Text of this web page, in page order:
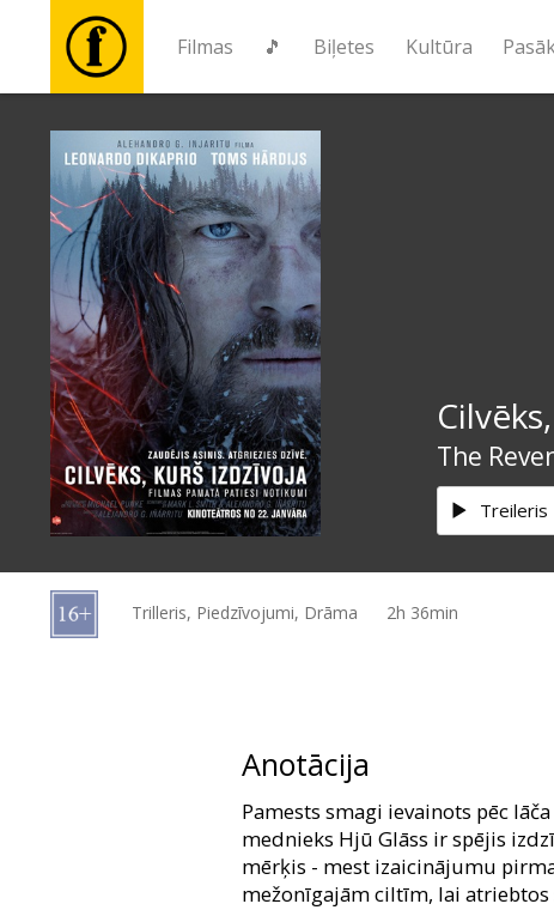
Filmas 🎵 Biļetes Kultūra
Filmas
🎵
Biļetes
Kultūra
Pasākumi
Ziņas
kartes
The
Treileris
Trilleris, Piedzīvojumi, Drāma 2h 36min
Anotācija
Pamests smagi ievainots pēc
mednieks Hjū Glāss ir spējis
mērķis - mest izaicinājumu
mežonīgajām ciltīm, lai